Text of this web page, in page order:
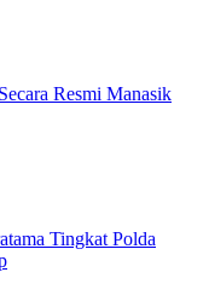
Resmi Manasik
Tingkat Polda